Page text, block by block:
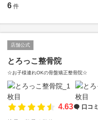
6 件
店舗公式
とろっこ整骨院
☆お子様連れOKの骨盤矯正整骨院☆
4.63 口コミ